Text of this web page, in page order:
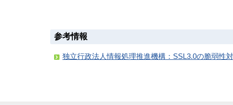
参考情報
独立行政法人情報処理推進機構：SSL3.0の脆弱性